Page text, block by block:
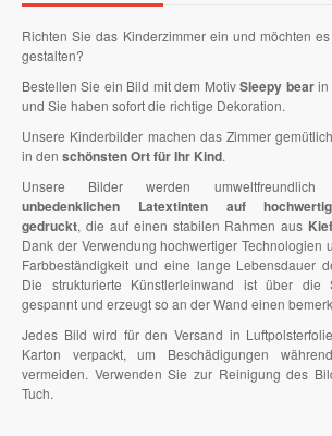
Richten Sie das Kinderzimmer ein und möchten
gestalten?
Bestellen Sie ein Bild mit dem MotivSleepy bearin
und Sie haben sofort die richtige Dekoration.
Unsere Kinderbilder machen das Zimmer
in den schönsten Ort für Ihr Kind.
Unsere Bilder werden umweltfreundlich
unbedenklichen Latextinten auf
gedruckt, die auf einen stabilen Rahmen aus
Dank der Verwendung hochwertiger Technologien
Farbbeständigkeit und eine lange Lebensdauer
Die strukturierte Künstlerleinwand ist über die
gespannt und erzeugt so an der Wand einen
Jedes Bild wird für den Versand in
Karton verpackt, um Beschädigungen
vermeiden. Verwenden Sie zur Reinigung des
Tuch.